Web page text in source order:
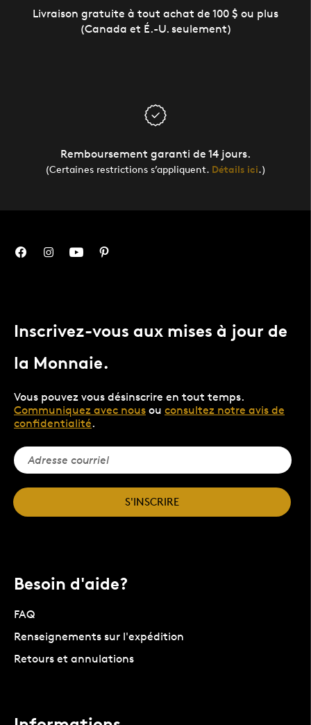
Livraison gratuite à tout achat de 100 $ ou plus
(Canada et É.-U. seulement)
Remboursement garanti de 14 jours.
(Certaines restrictions s’appliquent. Détails ici.)
Inscrivez-vous aux mises à jour de
la Monnaie.
Vous pouvez vous désinscrire en tout temps.
Communiquez avec nous ou consultez notre avis de
confidentialité.
S'INSCRIRE
Besoin d'aide?
FAQ
Renseignements sur l'expédition
Retours et annulations